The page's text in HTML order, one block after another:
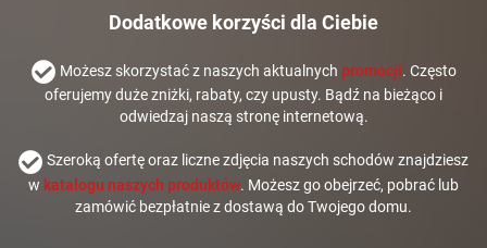
Dodatkowe korzyści dla Ciebie
Możesz skorzystać z naszych aktualnych promocji. Często
oferujemy duże zniżki, rabaty, czy upusty. Bądź na bieżąco i
odwiedzaj naszą stronę internetową.
Szeroką ofertę oraz liczne zdjęcia naszych schodów znajdziesz
w katalogu naszych produktów. Możesz go obejrzeć, pobrać lub
zamówić bezpłatnie z dostawą do Twojego domu.